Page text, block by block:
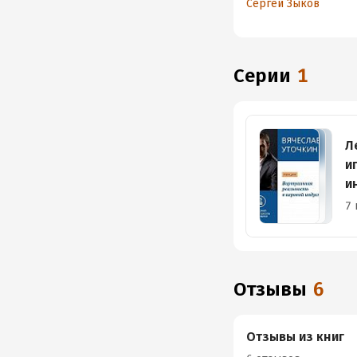
Сергей Зыков
Серии 1
7
Отзывы 6
Отзывы из книг